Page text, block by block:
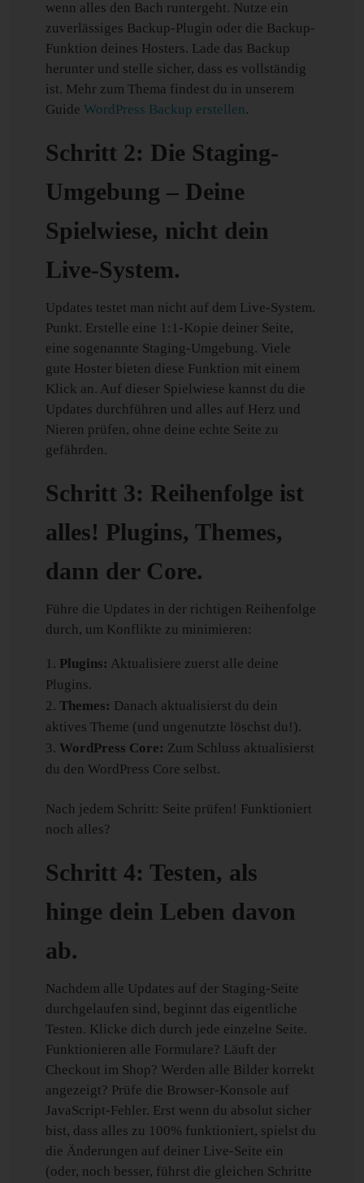
wenn alles den Bach runtergeht. Nutze ein
zuverlässiges Backup-Plugin oder die Backup-
Funktion deines Hosters. Lade das Backup
herunter und stelle sicher, dass es vollständig
ist. Mehr zum Thema findest du in unserem
GuideWordPress Backup erstellen.
Schritt 2: Die Staging-
Umgebung – Deine
Spielwiese, nicht dein
Live-System.
Updates testet man nicht auf dem Live-System.
Punkt. Erstelle eine 1:1-Kopie deiner Seite,
eine sogenannte Staging-Umgebung. Viele
gute Hoster bieten diese Funktion mit einem
Klick an. Auf dieser Spielwiese kannst du die
Updates durchführen und alles auf Herz und
Nieren prüfen, ohne deine echte Seite zu
gefährden.
Schritt 3: Reihenfolge ist
alles! Plugins, Themes,
dann der Core.
Führe die Updates in der richtigen Reihenfolge
durch, um Konflikte zu minimieren:
Plugins: Aktualisiere zuerst alle deine
Plugins.
Themes: Danach aktualisierst du dein
aktives Theme (und ungenutzte löschst du!).
WordPress Core: Zum Schluss aktualisierst
du den WordPress Core selbst.
Nach jedem Schritt: Seite prüfen! Funktioniert
noch alles?
Schritt 4: Testen, als
hinge dein Leben davon
ab.
Nachdem alle Updates auf der Staging-Seite
durchgelaufen sind, beginnt das eigentliche
Testen. Klicke dich durch jede einzelne Seite.
Funktionieren alle Formulare? Läuft der
Checkout im Shop? Werden alle Bilder korrekt
angezeigt? Prüfe die Browser-Konsole auf
JavaScript-Fehler. Erst wenn du absolut sicher
bist, dass alles zu 100% funktioniert, spielst du
die Änderungen auf deiner Live-Seite ein
(oder, noch besser, führst die gleichen Schritte